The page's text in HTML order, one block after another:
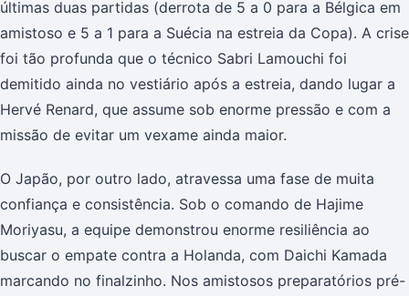
últimas duas partidas (derrota de 5 a 0 para a Bélgica em
amistoso e 5 a 1 para a Suécia na estreia da Copa). A crise
foi tão profunda que o técnico Sabri Lamouchi foi
demitido ainda no vestiário após a estreia, dando lugar a
Hervé Renard, que assume sob enorme pressão e com a
missão de evitar um vexame ainda maior.
O Japão, por outro lado, atravessa uma fase de muita
confiança e consistência. Sob o comando de Hajime
Moriyasu, a equipe demonstrou enorme resiliência ao
buscar o empate contra a Holanda, com Daichi Kamada
marcando no finalzinho. Nos amistosos preparatórios pré-